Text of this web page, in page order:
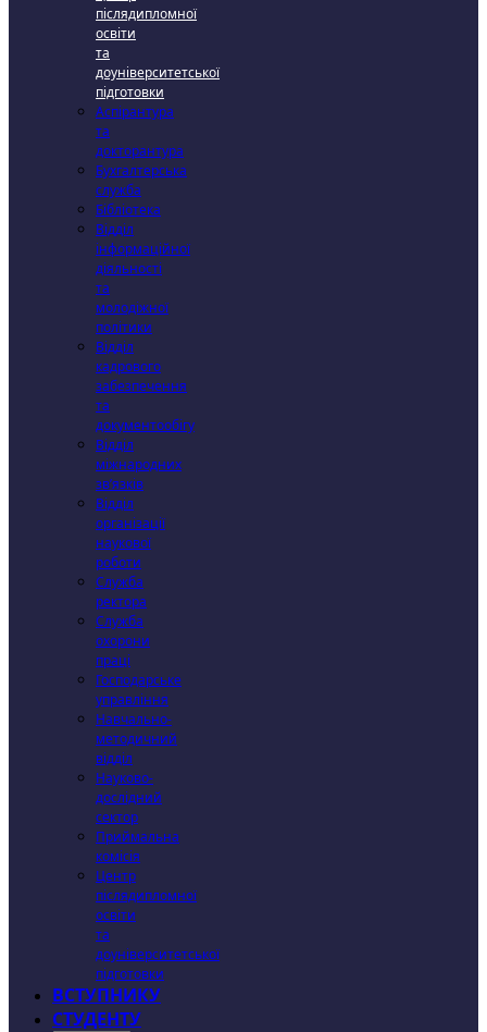
післядипломної
освіти
та
доуніверситетської
підготовки
Аспірантура
та
докторантура
Бухгалтерська
служба
Бібліотека
Відділ
інформаційної
діяльності
та
молодіжної
політики
Відділ
кадрового
забезпечення
та
документообігу
Відділ
міжнародних
зв’язків
Відділ
організації
наукової
роботи
Служба
ректора
Служба
охорони
праці
Господарське
управління
Навчально-
методичний
відділ
Науково-
дослідний
сектор
Приймальна
комісія
Центр
післядипломної
освіти
та
доуніверситетської
підготовки
ВСТУПНИКУ
СТУДЕНТУ